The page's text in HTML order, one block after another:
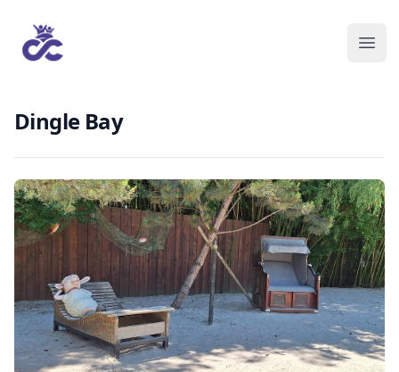
Dingle Bay